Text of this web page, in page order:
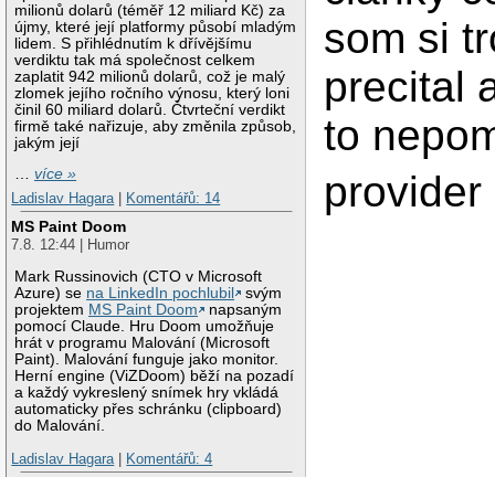
milionů dolarů (téměř 12 miliard Kč) za
újmy, které její platformy působí mladým
lidem. S přihlédnutím k dřívějšímu
verdiktu tak má společnost celkem
zaplatit 942 milionů dolarů, což je malý
zlomek jejího ročního výnosu, který loni
činil 60 miliard dolarů. Čtvrteční verdikt
firmě také nařizuje, aby změnila způsob,
jakým její
…více »
Ladislav Hagara
Komentářů: 14
MS Paint Doom
7.8. 12:44 | Humor
Mark Russinovich (CTO v Microsoft
Azure) se na LinkedIn pochlubil
svým
projektem MS Paint Doom
napsaným
pomocí Claude. Hru Doom umožňuje
hrát v programu Malování (Microsoft
Paint). Malování funguje jako monitor.
Herní engine (ViZDoom) běží na pozadí
a každý vykreslený snímek hry vkládá
automaticky přes schránku (clipboard)
do Malování.
Ladislav Hagara | Komentářů: 4
som si
precital
to
provider